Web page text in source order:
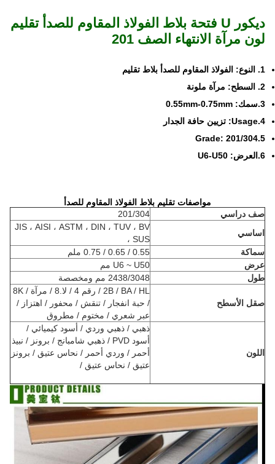
ديكور U فتحة بلاط الفولاذ المقاوم للصدأ تقليم
لون مرآة الانتهاء الصف 201
1. النوع: الفولاذ المقاوم للصدأ بلاط تقليم
2. السطح
: مرآة ملونة
3.سمك: 0.55mm-0.75mm
4.Usage: تزيين حافة الجدار
5.Grade: 201/304
6.العرض: U6-U50
مواصفات تقليم بلاط الفولاذ المقاوم للصدأ
صف دراسي
201/304
اساسي
JIS ، AISI ، ASTM ، DIN ، TUV ، BV
، SUS
سماكة
0.55 / 0.65 / 0.75 ملم
عرض
U6 ~ U50 مم
طول
2438/3048 مم ومخصصة
صقل الأسطح
2B / BA / HL / رقم 4 / لا.8 / مرآة / 8K
/ حبة انفجار / تنقش / محفور / اهتزاز /
عبر شعري / مختوم / مطروق
اللون
ذهبي / ذهبي وردي / أسود كيميائي /
أسود PVD / ذهبي شامبانج / برونز / نبيذ
أحمر / وردي أحمر / نحاس عتيق / برونز
عتيق / نحاس عتيق /